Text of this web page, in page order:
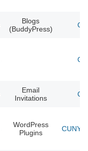
Blogs
(BuddyPress)
Email
Invitations
WordPress
Plugins
CUNY